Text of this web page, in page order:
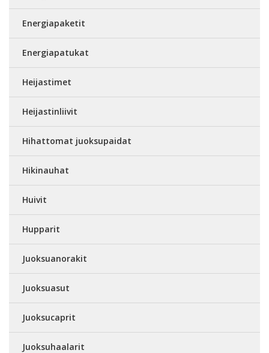
Energiapaketit
Energiapatukat
Heijastimet
Heijastinliivit
Hihattomat juoksupaidat
Hikinauhat
Huivit
Hupparit
Juoksuanorakit
Juoksuasut
Juoksucaprit
Juoksuhaalarit